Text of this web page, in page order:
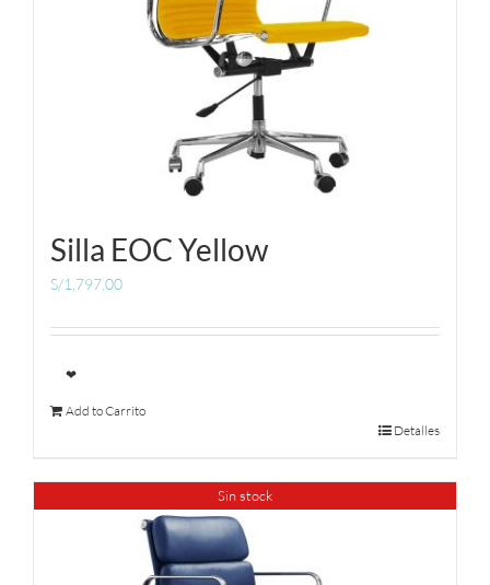
Silla EOC Yellow
S/1,797.00
❤
Add to Carrito
Detalles
Sin stock